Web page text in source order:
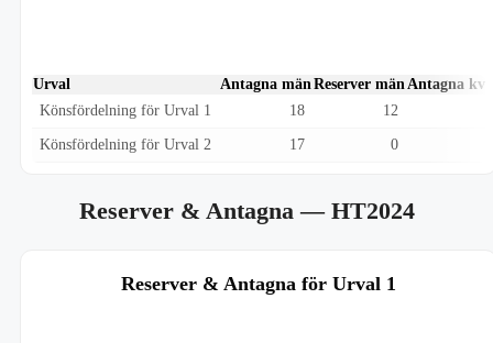
Urval Antagna mänReserver mänAntagna
Könsfördelning för Urval 1
18 12
Könsfördelning för Urval 2 17 0
Reserver & Antagna— HT2024
Reserver & Antagna för Urval 1